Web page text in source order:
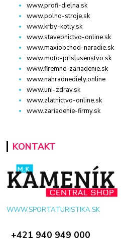
www.profi-dielna.sk
www.polno-stroje.sk
www.krby-kotly.sk
www.stavebnictvo-online.sk
www.maxiobchod-naradie.sk
www.moto-prislusenstvo.sk
www.firemne-zariadenie.sk
www.nahradnediely.online
www.uni-zdrav.sk
www.zlatnictvo-online.sk
www.zariadenie-firmy.sk
KONTAKT
WWW.SPORTATURISTIKA.SK
+421 940 949 000